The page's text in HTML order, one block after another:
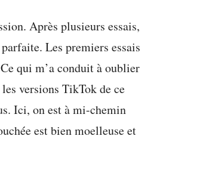
Après plusieurs essais,
Les premiers essais
qui m’a conduit à oublier
versions TikTok de ce
Ici, on est à mi-chemin
est bien moelleuse et